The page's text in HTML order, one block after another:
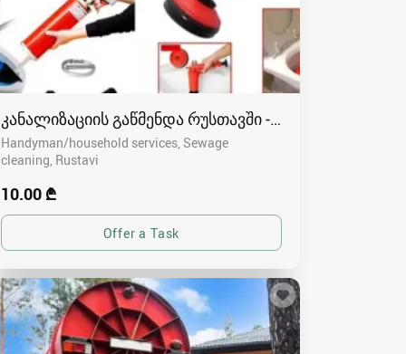
კანალიზაციის გაწმენდა რუსთავში - 591004680
Handyman/household services, Sewage
cleaning Rustavi
10.00 ₾